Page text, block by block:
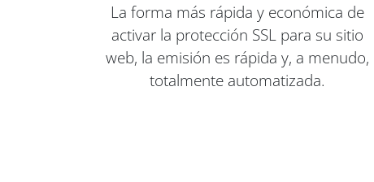
La forma más rápida y económica de
activar la protección SSL para su sitio
web, la emisión es rápida y, a menudo,
totalmente automatizada.